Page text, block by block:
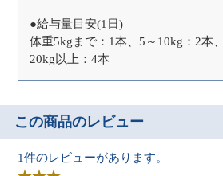
●給与量目安(1日)
体重5kgまで：1本、5～10kg：2本
20kg以上：4本
この商品のレビュー
1件のレビューがあります。